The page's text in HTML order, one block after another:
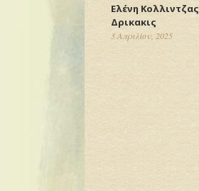
Ελένη Κολλιντζας
Δρικακις
3 Απριλίου, 2025